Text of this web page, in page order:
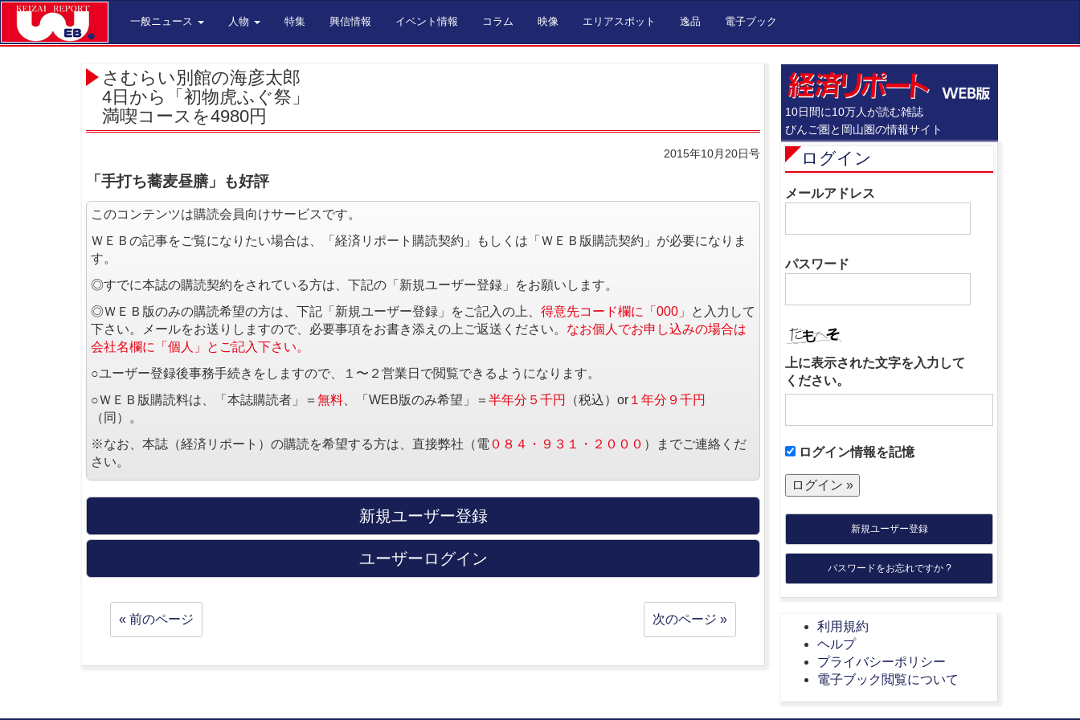
一般ニュース 人物 特集 興信情報 イベント情報 コラム 映像 エリアスポット 逸品 電子ブック
さむらい別館の海彦太郎
4日から「初物虎ふぐ祭」
満喫コースを4980円
2015年10月20日号
「手打ち蕎麦昼膳」も好評
このコンテンツは購読会員向けサービスです。
ＷＥＢの記事をご覧になりたい場合は、「経済リポート購読契約」もしくは「ＷＥＢ版購読契約」が必要になりま
す。
◎すでに本誌の購読契約をされている方は、下記の「新規ユーザー登録」をお願いします。
◎ＷＥＢ版のみの購読希望の方は、下記「新規ユーザー登録」をご記入の上、 得意先コード欄に「000」
と入力して
下さい。メールをお送りしますので、必要事項をお書き添えの上ご返送ください。 なお個人でお申し込みの場合は
会社名欄に「個人」とご記入下さい。
○ユーザー登録後事務手続きをしますので、１〜２営業日で閲覧できるようになります。
○ＷＥＢ版購読料は、「本誌購読者」＝ 無料 、「WEB版のみ希望」＝ 半年分５千円 （税込）or １年分９千円
（同）。
※なお、本誌（経済リポート）の購読を希望する方は、直接弊社（電 ０８４・９３１・２０００ ）までご連絡くだ
さい。
新規ユーザー登録
ユーザーログイン
« 前のページ 次のページ »
10日間に10万人が読む雑誌
びんご圏と岡山圏の情報サイト
ログイン
メールアドレス
パスワード
上に表示された文字を入力して
ください。
ログイン情報を記憶
新規ユーザー登録
パスワードをお忘れですか ?
利用規約
ヘルプ
プライバシーポリシー
電子ブック閲覧について